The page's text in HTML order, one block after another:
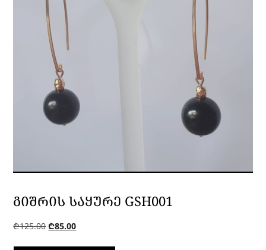
ᲒᲘᲨᲠᲘᲡ ᲡᲐᲧᲣᲠᲔ GSH001
₾125.00 ₾85.00